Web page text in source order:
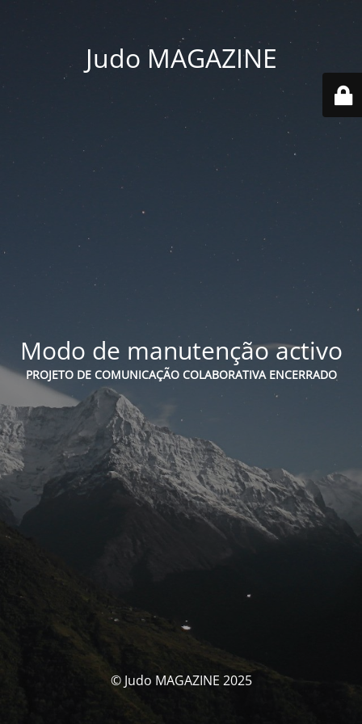
Judo MAGAZINE
Modo de manutenção activo
PROJETO DE COMUNICAÇÃO COLABORATIVA ENCERRADO
© Judo MAGAZINE 2025